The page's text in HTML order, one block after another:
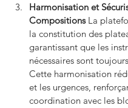
Harmonisation et
Compositions La
la constitution des
garantissant que les
nécessaires sont
Cette harmonisation
et les urgences,
coordination avec les